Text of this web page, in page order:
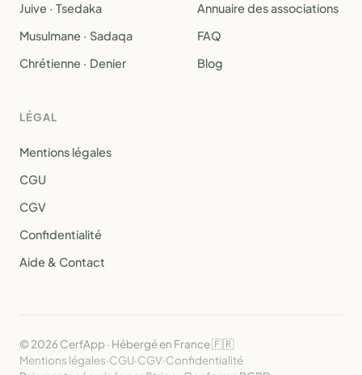
Juive · Tsedaka
Musulmane · Sadaqa
Chrétienne · Denier
Annuaire des associations
FAQ
Blog
LÉGAL
Mentions légales
CGU
CGV
Confidentialité
Aide & Contact
© 2026 CerfApp · Hébergé en France 🇫🇷
Mentions légales·CGU·CGV·Confidentialité